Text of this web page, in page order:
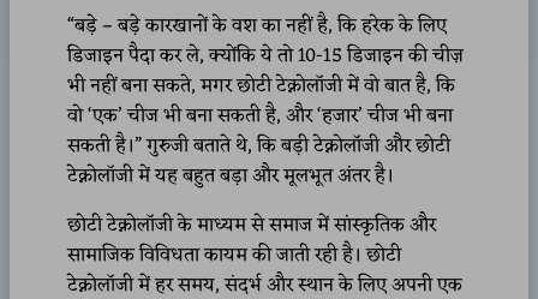
“बड़े – बड़े कारखानों के वश का नहीं है, कि हरेक के लिए
डिजाइन पैदा कर ले, क्योंकि ये तो 10-15 डिजाइन की चीज़
भी नहीं बना सकते, मगर छोटी टेक्नोलॉजी में वो बात है, कि
वो ‘एक’ चीज भी बना सकती है, और ‘हजार’ चीज भी बना
सकती है।” गुरुजी बताते थे, कि बड़ी टेक्नोलॉजी और छोटी
टेक्नोलॉजी में यह बहुत बड़ा और मूलभूत अंतर है।
छोटी टेक्नोलॉजी के माध्यम से समाज में सांस्कृतिक और
सामाजिक विविधता कायम की जाती रही है। छोटी
टेक्नोलॉजी में हर समय, संदर्भ और स्थान के लिए अपनी एक